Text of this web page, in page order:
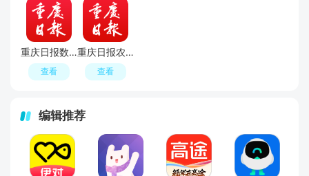
重庆日报数字报手机版APP
查看
重庆日报农村版数字报电子版
查看
编辑推荐